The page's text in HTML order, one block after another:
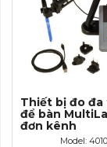
Thiết bị đo
để bàn
đơn kênh
Model: